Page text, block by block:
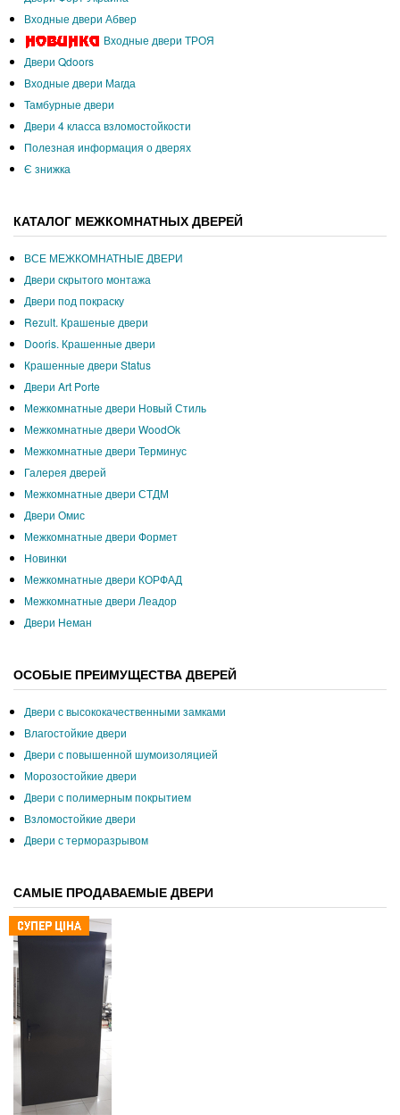
Входные двери Абвер
Входные двери ТРОЯ
Двери Qdoors
Входные двери Магда
Тамбурные двери
Двери 4 класса взломостойкости
Полезная информация о дверях
Є знижка
КАТАЛОГ МЕЖКОМНАТНЫХ ДВЕРЕЙ
ВСЕ МЕЖКОМНАТНЫЕ ДВЕРИ
Двери скрытого монтажа
Двери под покраску
Rezult. Крашеные двери
Dooris. Крашенные двери
Крашенные двери Status
Двери Art Porte
Межкомнатные двери Новый Стиль
Межкомнатные двери WoodOk
Межкомнатные двери Терминус
Галерея дверей
Межкомнатные двери СТДМ
Двери Омис
Межкомнатные двери Формет
Новинки
Межкомнатные двери КОРФАД
Межкомнатные двери Леадор
Двери Неман
ОСОБЫЕ ПРЕИМУЩЕСТВА ДВЕРЕЙ
Двери с высококачественными замками
Влагостойкие двери
Двери с повышенной шумоизоляцией
Морозостойкие двери
Двери с полимерным покрытием
Взломостойкие двери
Двери с терморазрывом
САМЫЕ ПРОДАВАЕМЫЕ ДВЕРИ